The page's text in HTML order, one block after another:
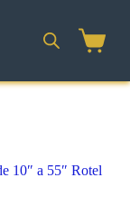
10″ a 55″ Rotel